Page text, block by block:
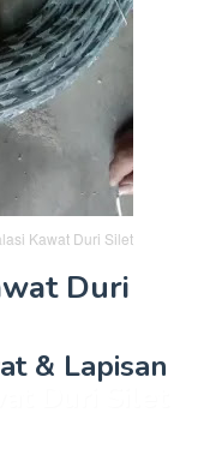
Kawat Duri Silet
Duri
& Lapisan